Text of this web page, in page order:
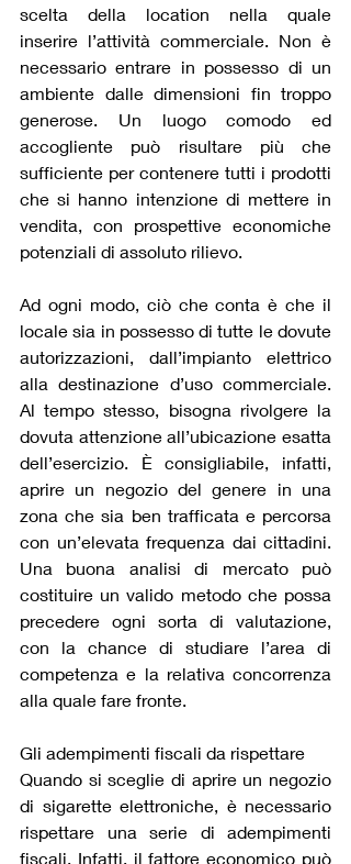
scelta della location nella quale
inserire l’attività commerciale. Non è
necessario entrare in possesso di un
ambiente dalle dimensioni fin troppo
generose. Un luogo comodo ed
accogliente può risultare più che
sufficiente per contenere tutti i prodotti
che si hanno intenzione di mettere in
vendita, con prospettive economiche
potenziali di assoluto rilievo.
Ad ogni modo, ciò che conta è che il
locale sia in possesso di tutte le dovute
autorizzazioni, dall’impianto elettrico
alla destinazione d’uso commerciale.
Al tempo stesso, bisogna rivolgere la
dovuta attenzione all’ubicazione esatta
dell’esercizio. È consigliabile, infatti,
aprire un negozio del genere in una
zona che sia ben trafficata e percorsa
con un’elevata frequenza dai cittadini.
Una buona analisi di mercato può
costituire un valido metodo che possa
precedere ogni sorta di valutazione,
con la chance di studiare l’area di
competenza e la relativa concorrenza
alla quale fare fronte.
Gli adempimenti fiscali da rispettare
Quando si sceglie di aprire un negozio
di sigarette elettroniche, è necessario
rispettare una serie di adempimenti
fiscali. Infatti, il fattore economico può